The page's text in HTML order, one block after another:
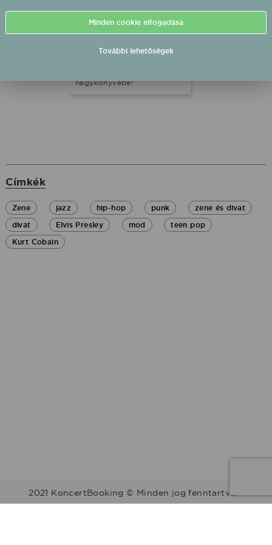
stílusokat, és hogy a
zenekarok, továbbá a
nagykönyvébe!
Címkék
Zene jazz hip-hop punk
zene és divat
divat
Elvis Presley mod
teen pop
Kurt Cobain
2021 KoncertBooking © Minden jog fenntartva.
Kapcsolat | Telefonszám: +36 30 157 9812 | E-mail:
Minden cookie elfogadása
További lehetőségek